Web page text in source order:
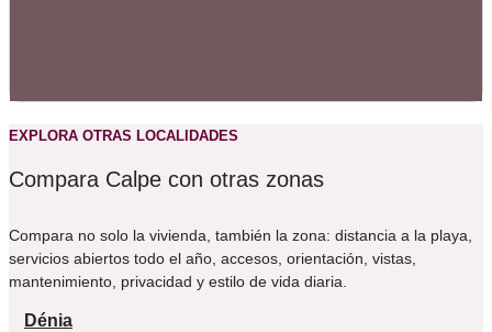
EXPLORA OTRAS LOCALIDADES
Compara Calpe con otras zonas
Compara no solo la vivienda, también la zona: distancia a la playa,
servicios abiertos todo el año, accesos, orientación, vistas,
mantenimiento, privacidad y estilo de vida diaria.
Dénia